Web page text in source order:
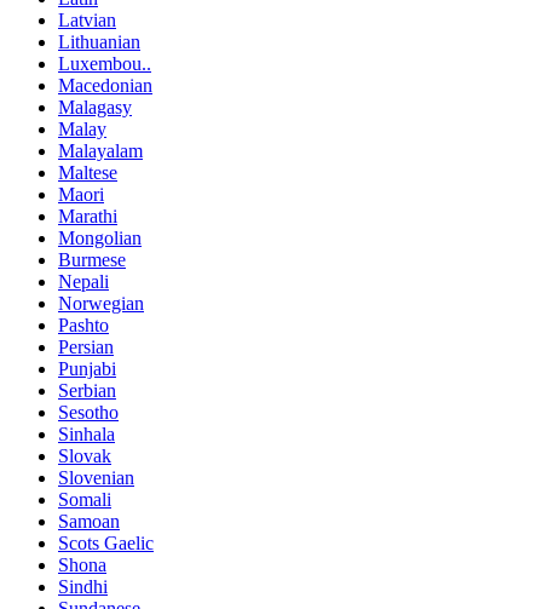
Latvian
Lithuanian
Luxembou..
Macedonian
Malagasy
Malay
Malayalam
Maltese
Maori
Marathi
Mongolian
Burmese
Nepali
Norwegian
Pashto
Persian
Punjabi
Serbian
Sesotho
Sinhala
Slovak
Slovenian
Somali
Samoan
Scots Gaelic
Shona
Sindhi